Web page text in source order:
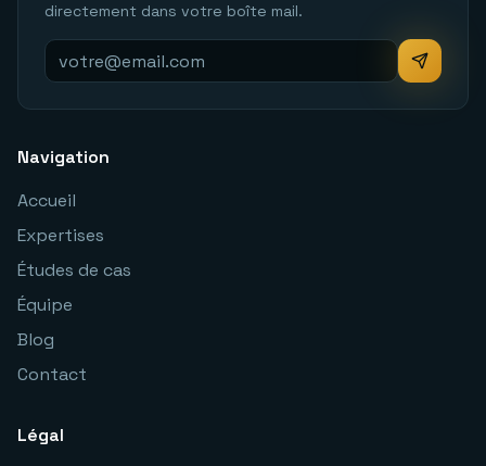
directement dans votre boîte mail.
Navigation
Accueil
Expertises
Études de cas
Équipe
Blog
Contact
Légal